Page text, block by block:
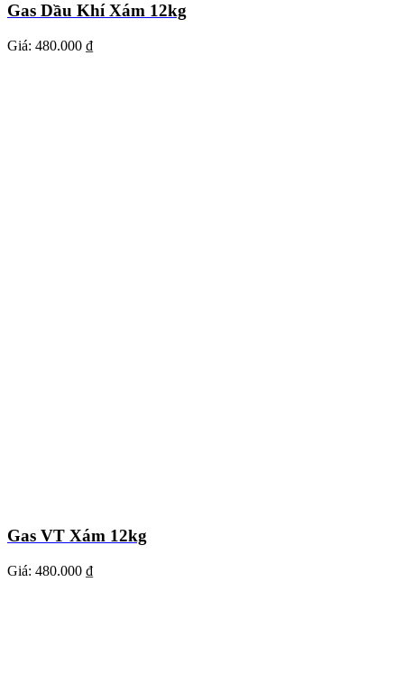
Gas Dầu Khí Xám 12kg
Giá: 480.000 ₫
Gas VT Xám 12kg
Giá: 480.000 ₫